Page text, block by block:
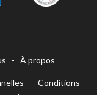
- À propos
-Conditions